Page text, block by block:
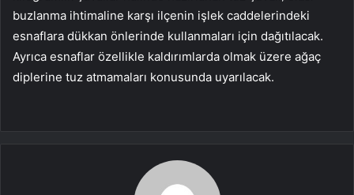
buzlanma ihtimaline karşı ilçenin işlek caddelerindeki
esnaflara dükkan önlerinde kullanmaları için dağıtılacak.
Ayrıca esnaflar özellikle kaldırımlarda olmak üzere ağaç
diplerine tuz atmamaları konusunda uyarılacak.